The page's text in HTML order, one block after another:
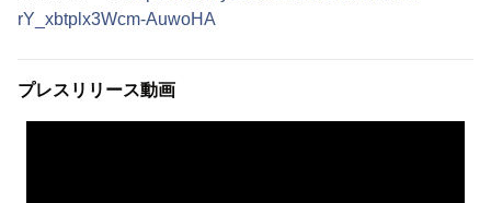
rY_xbtplx3Wcm-AuwoHA
プレスリリース動画